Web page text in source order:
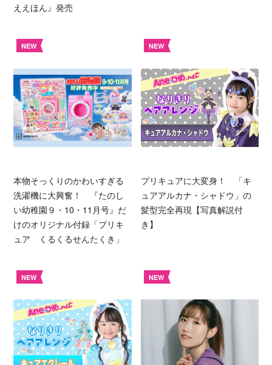
ええほん』発売
NEW
本物そっくりのかわいすぎる
洗濯機に大興奮！ 『たのし
い幼稚園９・10・11月号』だ
けのオリジナル付録「プリキ
ュア くるくるせんたくき」
NEW
プリキュアに大変身！ 「キ
ュアアルカナ・シャドウ」の
髪型完全再現【写真解説付
き】
NEW NEW